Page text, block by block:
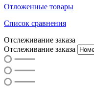
Отложенные товары
Список сравнения
Отслеживание заказа
Отслеживание заказа